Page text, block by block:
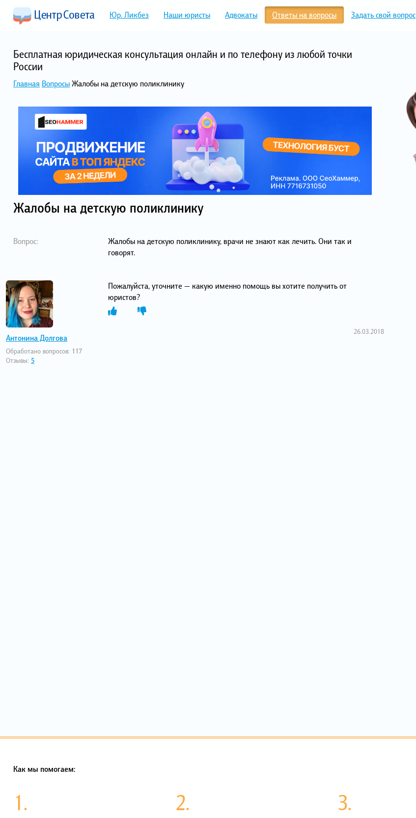
Юр. Ликбез Наши юристы Адвокаты Ответы на вопросы Задать свой вопрос
Бесплатная юридическая консультация онлайн и по телефону из любой точки
России
Главная ВопросыЖалобы на детскую поликлинику
Жалобы на детскую поликлинику
Вопрос:
Жалобы на детскую поликлинику, врачи не знают как лечить. Они так и
говорят.
Антонина Долгова
Обработано вопросов: 117
Отзывы: 5
Пожалуйста, уточните — какую именно помощь вы хотите получить от
юристов?
26.03.2018
Как мы помогаем:
1. 2. 3.